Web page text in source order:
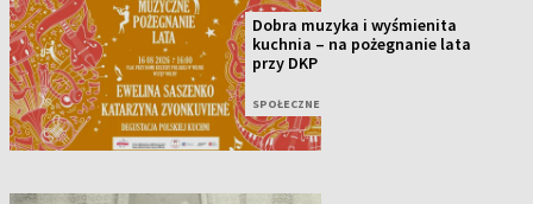
Dobra muzyka i wyśmienita
kuchnia – na pożegnanie lata
przy DKP
SPOŁECZNE